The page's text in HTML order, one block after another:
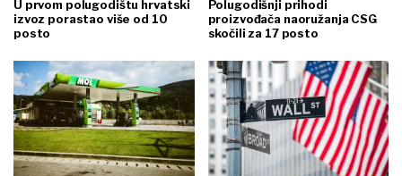
U prvom polugodištu hrvatski
izvoz porastao više od 10
posto
Polugodišnji prihodi
proizvođača naoružanja CSG
skočili za 17 posto